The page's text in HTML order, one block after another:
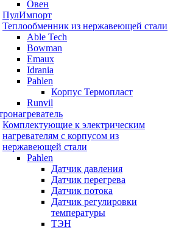
Овен
ПулИмпорт
Теплообменник из нержавеющей стали
Able Tech
Bowman
Emaux
Idrania
Pahlen
Корпус Термопласт
Runvil
Комплектующие к электрическим
нагревателям с корпусом из
нержавеющей стали
Pahlen
Датчик давления
Датчик перегрева
Датчик потока
Датчик регулировки
температуры
ТЭН